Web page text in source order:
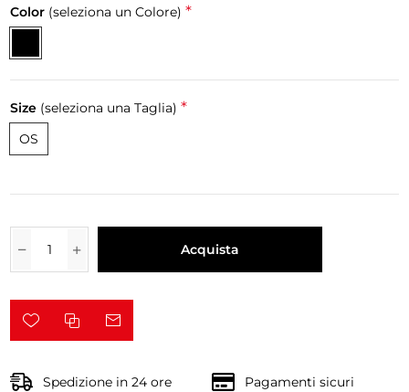
Color (seleziona un Colore) *
Size (seleziona una Taglia) *
OS
Acquista
Spedizione in 24 ore
Pagamenti sicuri